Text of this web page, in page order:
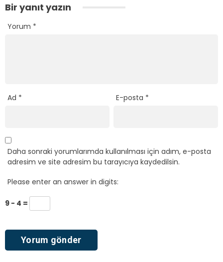
Bir yanıt yazın
Yorum *
Ad * E-posta *
Daha sonraki yorumlarımda kullanılması için adım, e-posta
adresim ve site adresim bu tarayıcıya kaydedilsin.
Please enter an answer in digits:
9 − 4 =